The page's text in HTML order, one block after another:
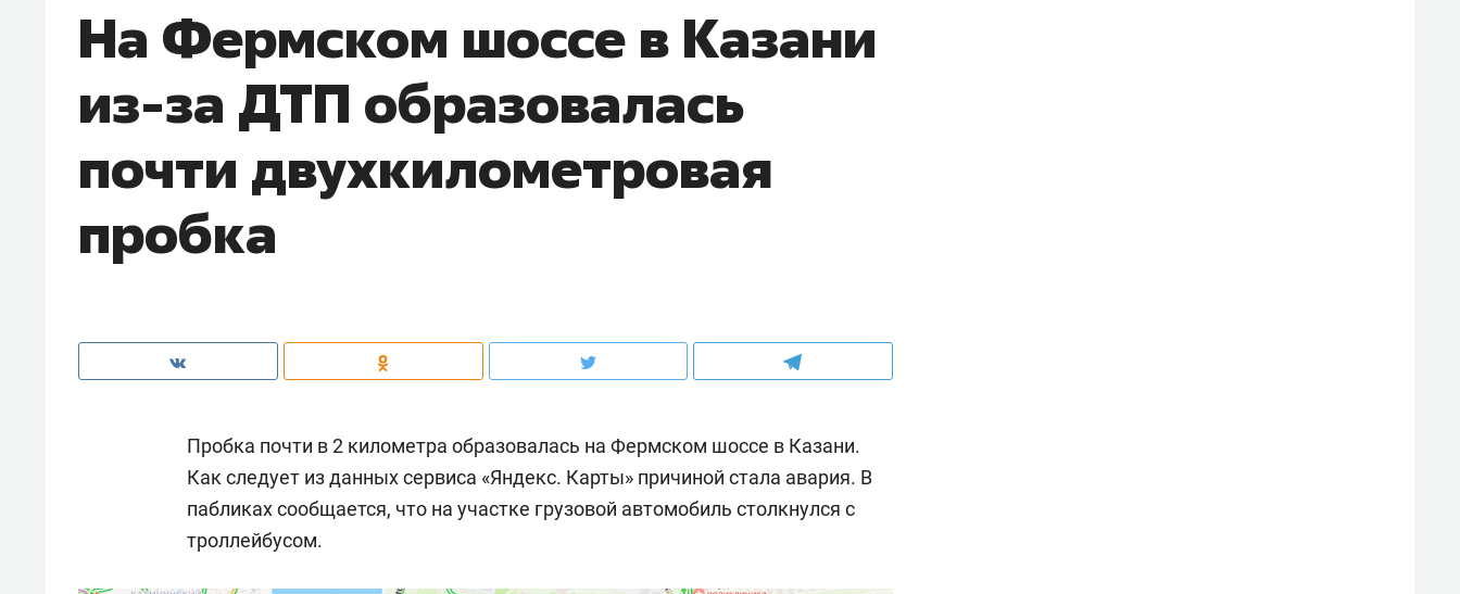
На Фермском шоссе в Казани
из-за ДТП образовалась
почти двухкилометровая
пробка
Пробка почти в 2 километра образовалась на Фермском шоссе в Казани.
Как следует из данных сервиса «Яндекс. Карты» причиной стала авария. В
пабликах сообщается, что на участке грузовой автомобиль столкнулся с
троллейбусом.